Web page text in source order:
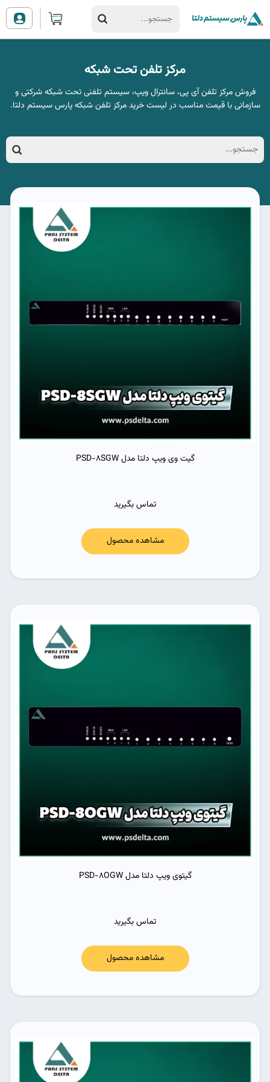
مرکز تلفن تحت شبکه
فروش مرکز تلفن آی پی، سانترال ویپ، سیستم تلفنی تحت شبکه شرکتی و
سازمانی با قیمت مناسب در لیست خرید مرکز تلفن شبکه پارس سیستم دلتا.
گیت وی ویپ دلتا مدل PSD-8SGW
تماس بگیرید
مشاهده محصول
گیتوی ویپ دلتا مدل PSD-8OGW
تماس بگیرید
مشاهده محصول